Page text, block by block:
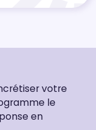
votre
le
en